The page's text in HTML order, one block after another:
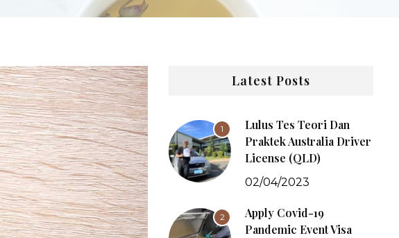
Latest Posts
1
Lulus Tes Teori Dan
Praktek Australia Driver
License (QLD)
02/04/2023
2
Apply Covid-19
Pandemic Event Visa